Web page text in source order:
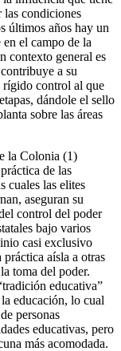
las condiciones
últimos años hay un
el campo de la
contexto general es
a su
rígido control al que
dándole el sello
sobre las áreas
la Colonia (1)
de las
cuales las elites
aseguran su
control del poder
bajo varios
casi exclusivo
aísla a otras
toma del poder.
educativa”
educación, lo cual
personas
educativas, pero
más acomodada.